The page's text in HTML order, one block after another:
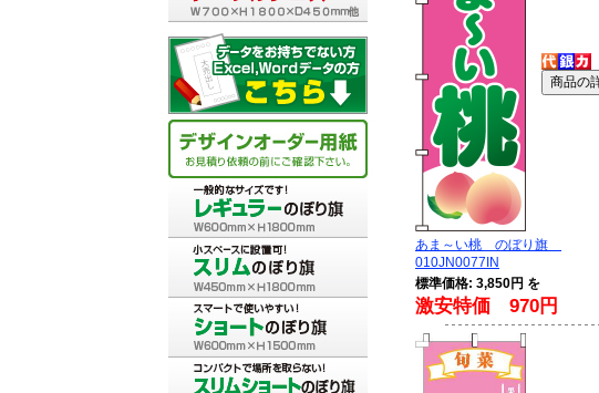
あま～い桃 のぼり旗
010JN0077IN
標準価格: 3,850円 を
激安特価 970円